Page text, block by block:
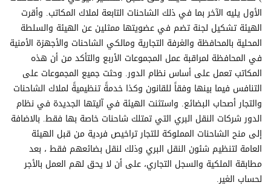
الأول يليه الآخر بما في ذلك الشاحنات التابعة لملاك المكاتب. وأقرت
الهيئة تشكيل لجنة تضم في عضويتها ممثلين عن الهيئة والسلطة
المحلية بالمحافظة والغرفة التجارية ومالكي الشاحنات والأجهزة الأمنية
في المحافظة لمراقبة عمل المجموعات الأربع والتأكد من أن هذه
المكاتب تعمل على أساس نظام الدور. وحثت جميع المجموعات على
التنافس فيما بينها وفقاً للقانون وكذا خدمةً تنظيميةً لملاك الشاحنات
والتجار أصحاب البضائع. واستثنت الهيئة في آليتها الجديدة في نظام
الدور شركات النقل البري التي تمتلك شاحنات خاصة بها فقط. بالاضافة
إلى منح الشاحنات المملوكة للتجار تراخيص فردية من قبل الهيئة
العامة لتنظيم شئون النقل البري وذلك لنقل بضائعهم فقط ، بعد
مطابقة الملكية والسجل التجاري، على أن لا يحق لهم العمل بالأجر
لحساب الغير.